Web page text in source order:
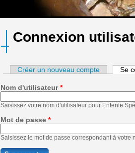
Connexion
Créer un nouveau compte Se
Nom d'utilisateur*
Saisissez votre nom d'utilisateur pour Entente
Mot de passe *
Saisissez le mot de passe correspondant à votre